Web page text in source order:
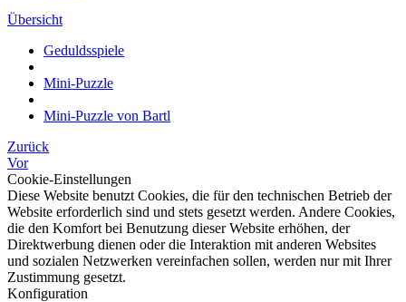
Übersicht
Geduldsspiele
Mini-Puzzle
Mini-Puzzle von Bartl
Zurück
Vor
Cookie-Einstellungen
Diese Website benutzt Cookies, die für den technischen Betrieb der
Website erforderlich sind und stets gesetzt werden. Andere Cookies,
die den Komfort bei Benutzung dieser Website erhöhen, der
Direktwerbung dienen oder die Interaktion mit anderen Websites
und sozialen Netzwerken vereinfachen sollen, werden nur mit Ihrer
Zustimmung gesetzt.
Konfiguration